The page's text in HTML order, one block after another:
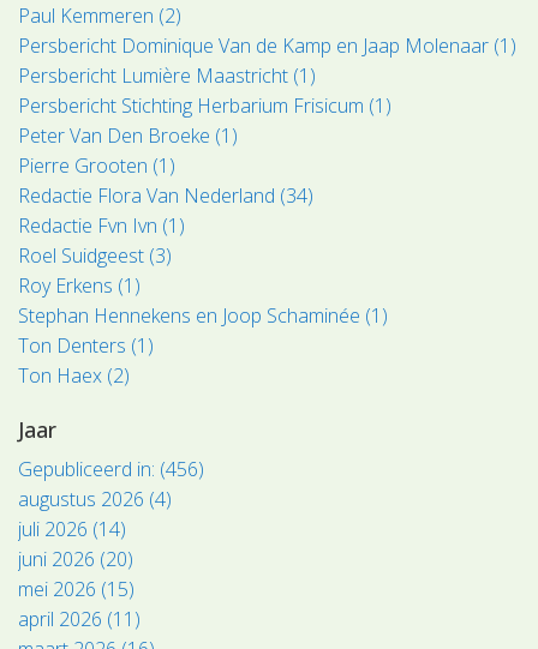
Paul Kemmeren (2)
Persbericht Dominique Van de Kamp en Jaap Molenaar (1)
Persbericht Lumière Maastricht (1)
Persbericht Stichting Herbarium Frisicum (1)
Peter Van Den Broeke (1)
Pierre Grooten (1)
Redactie Flora Van Nederland (34)
Redactie Fvn Ivn (1)
Roel Suidgeest (3)
Roy Erkens (1)
Stephan Hennekens en Joop Schaminée (1)
Ton Denters (1)
Ton Haex (2)
Jaar
Gepubliceerd in: (456)
augustus 2026 (4)
juli 2026 (14)
juni 2026 (20)
mei 2026 (15)
april 2026 (11)